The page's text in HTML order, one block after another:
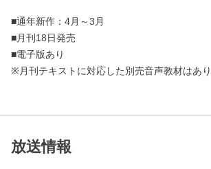
■通年新作：4月～3月
■月刊18日発売
■電子版あり
※月刊テキストに対応した別売音声教材はあり
放送情報